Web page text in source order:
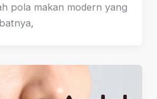
pola makan modern yang